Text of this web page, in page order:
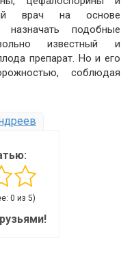
врач на основе
назначать подобные
известный и
препарат. Но и его
соблюдая
0 из 5)